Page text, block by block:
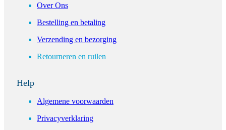
Over Ons
Bestelling en betaling
Verzending en bezorging
Retourneren en ruilen
Help
Algemene voorwaarden
Privacyverklaring